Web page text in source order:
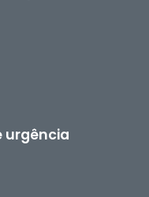
urgência